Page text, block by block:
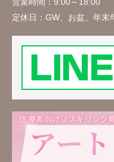
定休日： GW、お盆、年末